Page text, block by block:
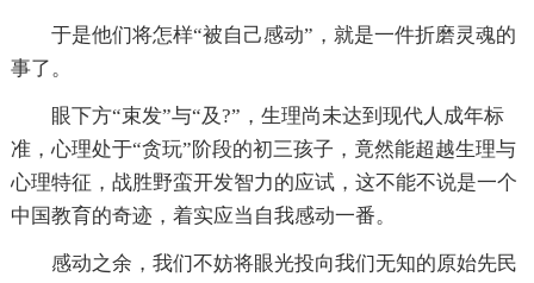
于是他们将怎样“被自己感动”，就是一件折磨灵魂的
事了。
眼下方“束发”与“及?”，生理尚未达到现代人成年标
准，心理处于“贪玩”阶段的初三孩子，竟然能超越生理与
心理特征，战胜野蛮开发智力的应试，这不能不说是一个
中国教育的奇迹，着实应当自我感动一番。
感动之余，我们不妨将眼光投向我们无知的原始先民